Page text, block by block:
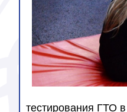
тестирования ГТО